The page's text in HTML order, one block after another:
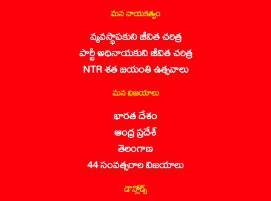
మన నాయకత్వం
వ్యవస్థాపకుని జీవిత చరిత్ర
పార్టీ అధినాయకుని జీవిత చరిత్ర
NTR శత జయంతి ఉత్సవాలు
మన విజయాలు
భారత దేశం
ఆంధ్ర ప్రదేశ్
తెలంగాణ
44 సంవత్సరాల విజయాలు
డౌన్లోడ్స్